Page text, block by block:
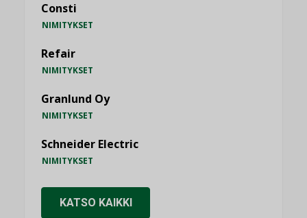
Consti
NIMITYKSET
Refair
NIMITYKSET
Granlund Oy
NIMITYKSET
Schneider Electric
NIMITYKSET
KATSO KAIKKI